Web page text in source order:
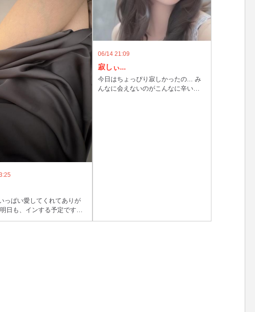
っぱい愛してくれてありが
日も、インする予定です🩷
06/14 21:09
寂しぃ...
今日はちょっぴり寂しかったの... み
んなに会えないのがこんなに辛いな